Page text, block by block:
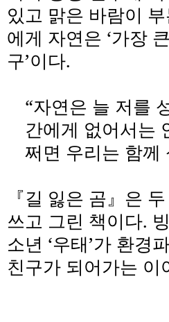
있고 맑은 바람이
에게 자연은 ‘가장
구’이다.
“자연은 늘 저를
간에게 없어서는
쩌면 우리는 함께
『길 잃은 곰』은
쓰고 그린 책이다.
소년 ‘우태’가 환경
친구가 되어가는 이